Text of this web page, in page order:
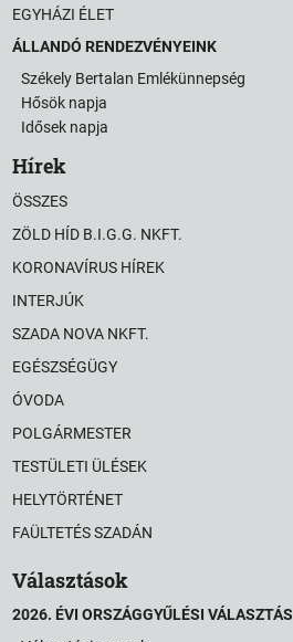
EGYHÁZI ÉLET
ÁLLANDÓ RENDEZVÉNYEINK
Székely Bertalan Emlékünnepség
Hősök napja
Idősek napja
Hírek
ÖSSZES
ZÖLD HÍD B.I.G.G. NKFT.
KORONAVÍRUS HÍREK
INTERJÚK
SZADA NOVA NKFT.
EGÉSZSÉGÜGY
ÓVODA
POLGÁRMESTER
TESTÜLETI ÜLÉSEK
HELYTÖRTÉNET
FAÜLTETÉS SZADÁN
Választások
2026. ÉVI ORSZÁGGYŰLÉSI VÁLASZTÁS